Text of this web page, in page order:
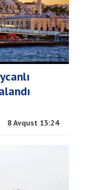
8 Avqust 13:24